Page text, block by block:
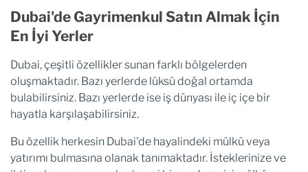
Dubai'de Gayrimenkul Satın Almak İçin
En İyi Yerler
Dubai, çeşitli özellikler sunan farklı bölgelerden
oluşmaktadır. Bazı yerlerde lüksü doğal ortamda
bulabilirsiniz. Bazı yerlerde ise iş dünyası ile iç içe bir
hayatla karşılaşabilirsiniz.
Bu özellik herkesin Dubai'de hayalindeki mülkü veya
yatırımı bulmasına olanak tanımaktadır. İsteklerinize ve